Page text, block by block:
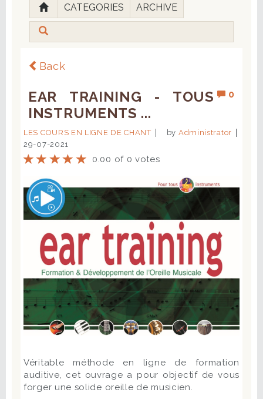
CATEGORIES ARCHIVE
Back
0
EAR TRAINING - TOUS
INSTRUMENTS ...
LES COURS EN LIGNE DE CHANT by Administrator
29-07-2021
0.00 of 0 votes
Véritable méthode en ligne de formation
auditive, cet ouvrage a pour objectif de vous
forger une solide oreille de musicien.